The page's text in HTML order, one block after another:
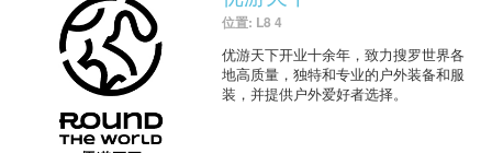
位置: L8 4
优游天下开业十余年，致力搜罗世界各
地高质量，独特和专业的户外装备和服
装，并提供户外爱好者选择。